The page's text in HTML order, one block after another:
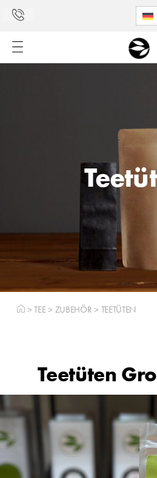
>TEE> ZUBEHÖR > TEETÜTEN
Teetüten